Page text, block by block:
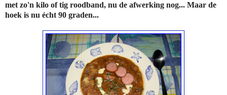
met zo'n kilo of tig roodband, nu de afwerking nog... Maar de
hoek is nu écht 90 graden...